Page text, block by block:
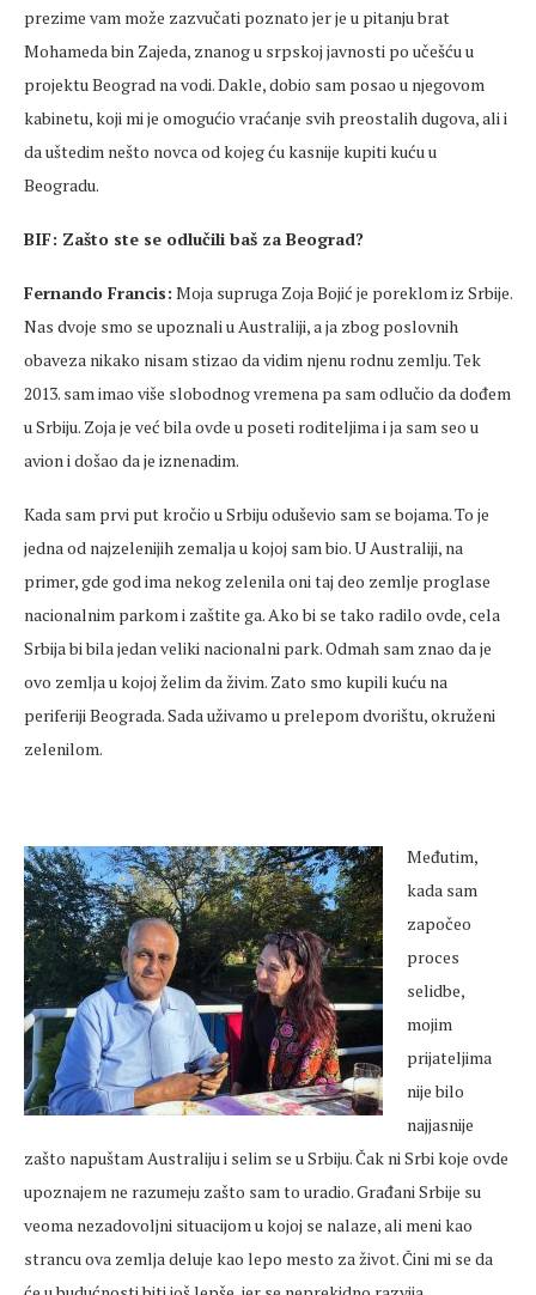
prezime vam može zazvučati poznato jer je u pitanju brat
Mohameda bin Zajeda, znanog u srpskoj javnosti po učešću u
projektu Beograd na vodi. Dakle, dobio sam posao u njegovom
kabinetu, koji mi je omogućio vraćanje svih preostalih dugova, ali i
da uštedim nešto novca od kojeg ću kasnije kupiti kuću u
Beogradu.
BIF: Zašto ste se odlučili baš za Beograd?
Fernando Francis: Moja supruga Zoja Bojić je poreklom iz Srbije.
Nas dvoje smo se upoznali u Australiji, a ja zbog poslovnih
obaveza nikako nisam stizao da vidim njenu rodnu zemlju. Tek
2013. sam imao više slobodnog vremena pa sam odlučio da dođem
u Srbiju. Zoja je već bila ovde u poseti roditeljima i ja sam seo u
avion i došao da je iznenadim.
Kada sam prvi put kročio u Srbiju oduševio sam se bojama. To je
jedna od najzelenijih zemalja u kojoj sam bio. U Australiji, na
primer, gde god ima nekog zelenila oni taj deo zemlje proglase
nacionalnim parkom i zaštite ga. Ako bi se tako radilo ovde, cela
Srbija bi bila jedan veliki nacionalni park. Odmah sam znao da je
ovo zemlja u kojoj želim da živim. Zato smo kupili kuću na
periferiji Beograda. Sada uživamo u prelepom dvorištu, okruženi
zelenilom.
Međutim,
kada sam
započeo
proces
selidbe,
mojim
prijateljima
nije bilo
najjasnije
zašto napuštam Australiju i selim se u Srbiju. Čak ni Srbi koje ovde
upoznajem ne razumeju zašto sam to uradio. Građani Srbije su
veoma nezadovoljni situacijom u kojoj se nalaze, ali meni kao
strancu ova zemlja deluje kao lepo mesto za život. Čini mi se da